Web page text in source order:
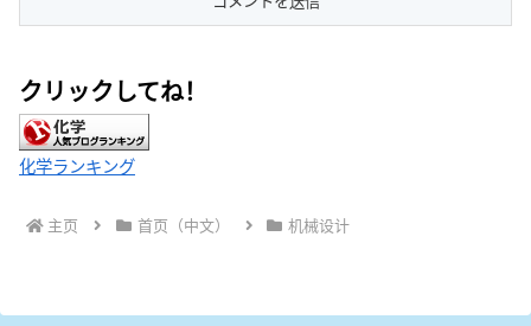
クリックしてね！
化学ランキング
主页 首页（中文） 机械设计